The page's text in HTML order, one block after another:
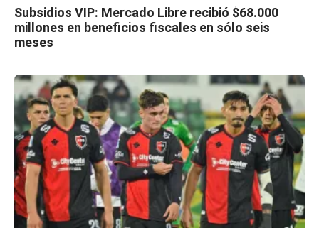
Subsidios VIP: Mercado Libre recibió $68.000
millones en beneficios fiscales en sólo seis
meses